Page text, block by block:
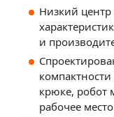
Низкий центр
и
крюке, робот
рабочее